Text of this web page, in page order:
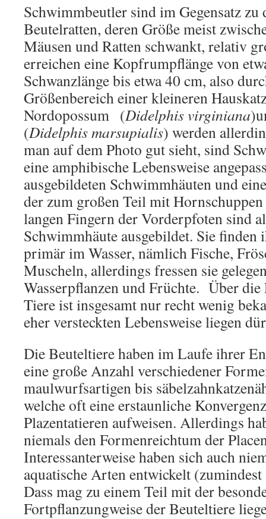
Schwimmbeutler sind im Gegensatz zu
Beutelratten, deren Größe meist
Mäusen und Ratten schwankt, relativ
erreichen eine Kopfrumpflänge von
Schwanzlänge bis etwa 40 cm, also
Größenbereich einer kleineren
Nordopossum (Didelphis virginiana
(Didelphis marsupialis) werden
man auf dem Photo gut sieht, sind
eine amphibische Lebensweise
ausgebildeten Schwimmhäuten und
der zum großen Teil mit
langen Fingern der Vorderpfoten sind
Schwimmhäute ausgebildet. Sie finden
primär im Wasser, nämlich Fische,
Muscheln, allerdings fressen sie
Wasserpflanzen und Früchte. Über die
Tiere ist insgesamt nur recht wenig
eher versteckten Lebensweise liegen
Die Beuteltiere haben im Laufe ihrer
eine große Anzahl verschiedener
maulwurfsartigen bis
welche oft eine erstaunliche
Plazentatieren aufweisen. Allerdings
niemals den Formenreichtum der
Interessanterweise haben sich auch
aquatische Arten entwickelt
Dass mag zu einem Teil mit der
Fortpflanzungweise der Beuteltiere